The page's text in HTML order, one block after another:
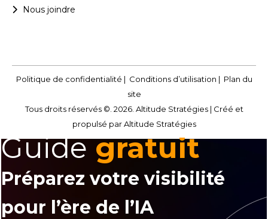
Nous joindre
Politique de confidentialité | Conditions d’utilisation | Plan du
site
Tous droits réservés ©. 2026. Altitude Stratégies | Créé et
propulsé par Altitude Stratégies
Guide gratuit
Préparez votre visibilité
pour l’ère de l’IA